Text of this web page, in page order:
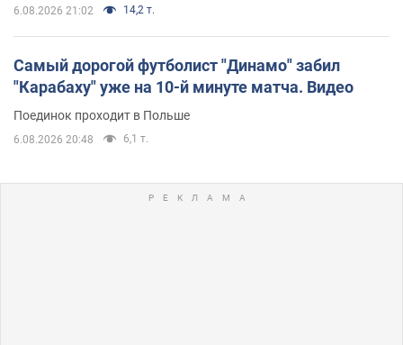
6.08.2026 21:02 14,2 т.
Самый дорогой футболист "Динамо" забил
"Карабаху" уже на 10-й минуте матча. Видео
Поединок проходит в Польше
6.08.2026 20:48 6,1 т.